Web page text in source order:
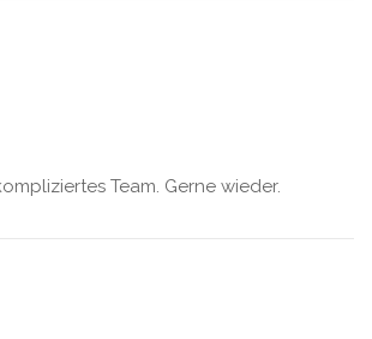
Team. Gerne wieder.